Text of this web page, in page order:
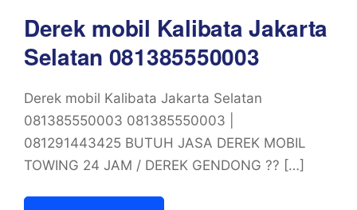
Derek mobil Kalibata Jakarta
Selatan 081385550003
Derek mobil Kalibata Jakarta Selatan
081385550003 081385550003 |
081291443425 BUTUH JASA DEREK MOBIL
TOWING 24 JAM / DEREK GENDONG ?? […]